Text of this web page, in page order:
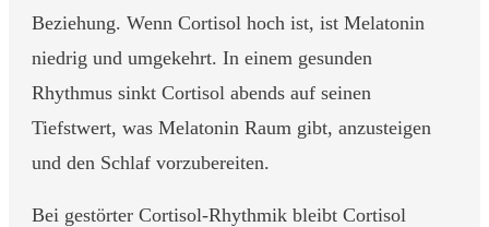
Beziehung. Wenn Cortisol hoch ist, ist Melatonin
niedrig und umgekehrt. In einem gesunden
Rhythmus sinkt Cortisol abends auf seinen
Tiefstwert, was Melatonin Raum gibt, anzusteigen
und den Schlaf vorzubereiten.
Bei gestörter Cortisol-Rhythmik bleibt Cortisol